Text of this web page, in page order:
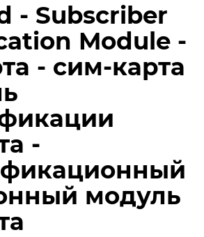
- Subscriber
Module -
- сим-карта
-
модуль